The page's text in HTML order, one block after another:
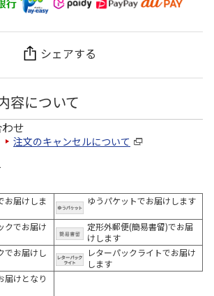
シェアする
容について
せ
注文のキャンセルについて
お届けしま
ゆうパケットでお届けします
クでお届け
定形外郵便(簡易書留)でお届
けします
でお届けし
レターパックライトでお届け
します
届けとなり